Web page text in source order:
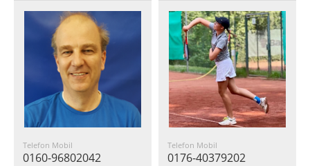
Telefon Mobil
0160-96802042
Telefon Mobil
0176-40379202